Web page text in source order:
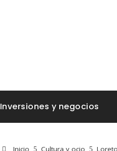
Inversiones y negocios
Inicio Cultura y ocio